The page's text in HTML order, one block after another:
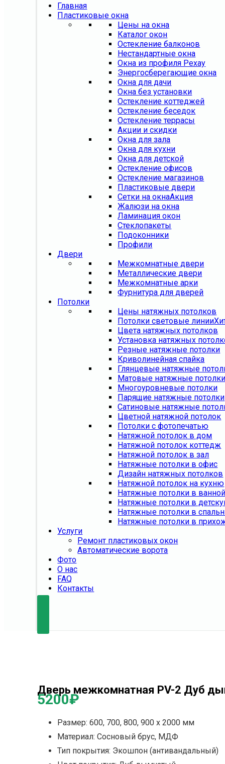
Главная
Пластиковые окна
Цены на окна
Каталог окон
Остекление балконов
Нестандартные окна
Окна из профиля Рехау
Энергосберегающие окна
Окна для дачи
Окна без установки
Остекление коттеджей
Остекление беседок
Остекление террасы
Акции и скидки
Окна для зала
Окна для кухни
Окна для детской
Остекление офисов
Остекление магазинов
Пластиковые двери
Сетки на окнаАкция
Жалюзи на окна
Ламинация окон
Стеклопакеты
Подоконники
Профили
Двери
Межкомнатные двери
Металлические двери
Межкомнатные арки
Фурнитура для дверей
Потолки
Цены натяжных потолков
Потолки световые линии
Цвета натяжных потолков
Установка натяжных
Резные натяжные потолки
Криволинейная спайка
Глянцевые натяжные
Матовые натяжные потолки
Многоуровневые потолки
Парящие натяжные потолки
Сатиновые натяжные
Цветной натяжной потолок
Потолки с фотопечатью
Натяжной потолок в дом
Натяжной потолок коттедж
Натяжной потолок в зал
Натяжные потолки в офис
Дизайн натяжных потолков
Натяжной потолок на кухню
Натяжные потолки в ванной
Натяжные потолки в
Натяжные потолки в
Натяжные потолки в
Услуги
Ремонт пластиковых окон
Автоматические ворота
Фото
О нас
FAQ
Контакты
Дверь межкомнатная PV-2 Дуб
5200₽
Размер: 600, 700, 800, 900 х 2000 мм
Материал: Сосновый брус, МДФ
Тип покрытия: Экошпон (антивандальный)